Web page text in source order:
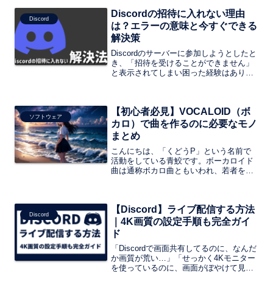
るため、手順を一つずつ確認しながら進
めることが非常に重要です。
Discord
Discordの招待に入れない理由
は？エラーの意味と今すぐできる
解決策
Discordのサーバーに参加しようとしたと
き、「招待を受けることができません」
と表示されてしまい困った経験はありま
るのかな？」「自分のアカウントがおか
しいの？」と不安になってしまいますよ
ね。
ソフトウェア
【初心者必見】VOCALOID（ボ
カロ）で曲を作るのに必要なモノ
まとめ
こんにちは、「くどうP」という名前で
活動をしている青鮫です。ボーカロイド
曲は通称ボカロ曲ともいわれ、若者を中
を簡単に作曲することができるというと
ころがボーカロイドの魅力です。
Discord
【Discord】ライブ配信する方法
｜4K画質の設定手順も完全ガイ
ド
「Discordで画面共有してるのに、なんだ
か画質が荒い…」「せっかく4Kモニター
を使っているのに、画面がぼやけて見え